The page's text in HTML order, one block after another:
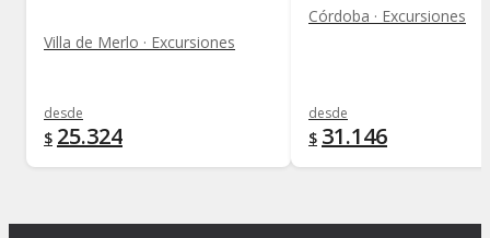
Villa de Merlo · Excursiones
desde
$ 25.324
Córdoba · Excursiones
desde
$ 31.146